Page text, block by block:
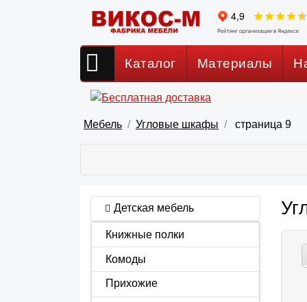
Каталог Материалы
Мебель Угловые шкафы страница 9
Детская мебель
Книжные полки
Комоды
Прихожие